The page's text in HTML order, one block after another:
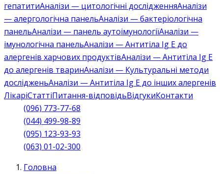
гепатитиАналізи — цитологічні дослідженняАналізи
— алергологічна панельАналізи — бактеріологічна
панельАналізи — панель аутоімунологіїАналізи —
імунологічна панельАналізи — Антитіла Ig E до
алергенів харчових продуктівАналізи — Антитіла Ig E
до алергенів тваринАналізи — Культуральні методи
дослідженьАналізи — Антитіла Ig E до інших алергенів
ЛікаріСтаттіПитання-відповідьВідгукиКонтакти
(096) 773-77-68
(044) 499-98-89
(095) 123-93-93
(063) 01-02-300
Головна